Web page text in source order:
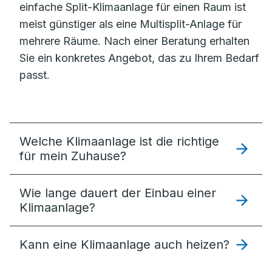
einfache Split-Klimaanlage für einen Raum ist
meist günstiger als eine Multisplit-Anlage für
mehrere Räume. Nach einer Beratung erhalten
Sie ein konkretes Angebot, das zu Ihrem Bedarf
passt.
Welche Klimaanlage ist die richtige
für mein Zuhause?
Wie lange dauert der Einbau einer
Klimaanlage?
Kann eine Klimaanlage auch heizen?